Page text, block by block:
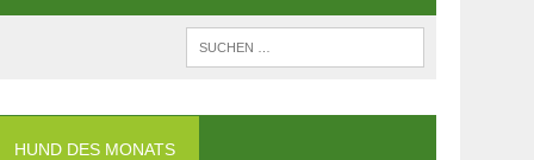
HUND DES MONATS